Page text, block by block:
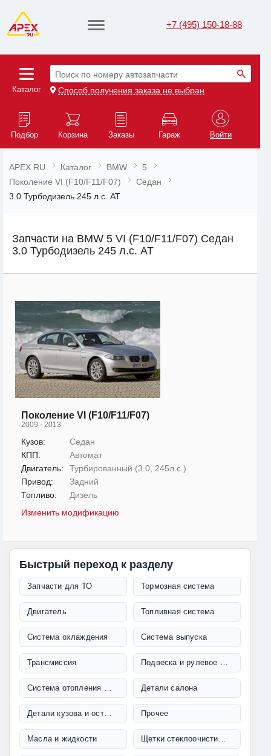
+7 (495) 150-18-88
Каталог
Поиск по номеру автозапчасти
Способ получения заказа не выбран
Подбор Корзина Заказы Гараж Войти
APEX.RU Каталог BMW
5
Поколение VI (F10/F11/F07)
Седан
3.0 Турбодизель 245 л.с. AT
Запчасти на BMW 5 VI (F10/F11/F07) Седан
3.0 Турбодизель 245 л.с. AT
Поколение VI (F10/F11/F07)
2009 - 2013
Кузов:
Седан
КПП:
Автомат
Двигатель:
Турбированный (3.0, 245л.с.)
Привод:
Задний
Топливо:
Дизель
Изменить модификацию
Быстрый переход к разделу
Запчасти для ТО Тормозная система
Двигатель Топливная система
Система охлаждения Система выпуска
Трансмиссия Подвеска и рулевое управление
Система отопления и кондиционирования Детали салона
Детали кузова и остекление Прочее
Масла и жидкости Щетки стеклоочистителя